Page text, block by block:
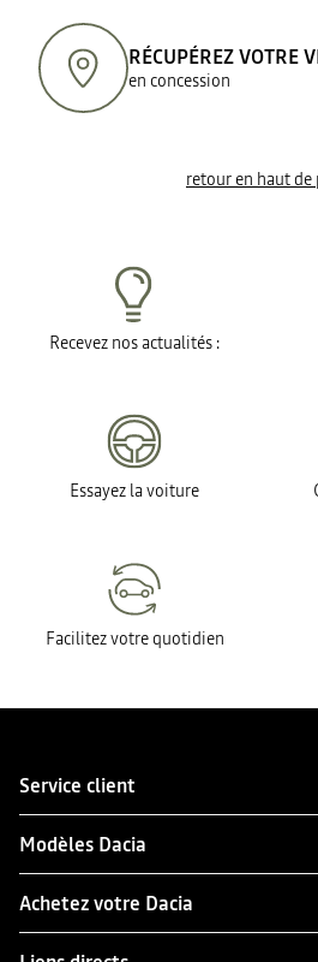
RÉCUPÉREZ VOTRE
en concession
retour en haut de
Recevez nos actualités :
Essayez la voiture
Facilitez votre quotidien
Service client
Modèles Dacia
Achetez votre Dacia